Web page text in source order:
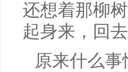
还想着那柳
起身来，回
原来什么